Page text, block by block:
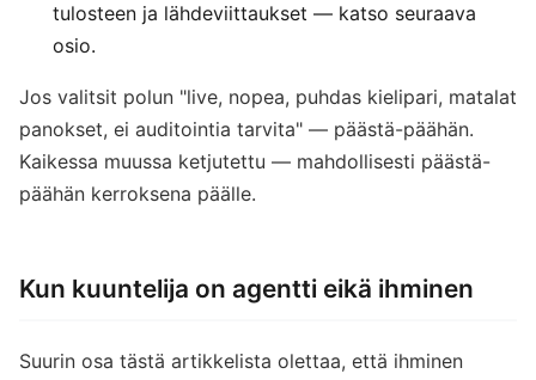
tulosteen ja lähdeviittaukset — katso seuraava
osio.
Jos valitsit polun "live, nopea, puhdas kielipari, matalat
panokset, ei auditointia tarvita" — päästä-päähän.
Kaikessa muussa ketjutettu — mahdollisesti päästä-
päähän kerroksena päälle.
Kun kuuntelija on agentti eikä ihminen
Suurin osa tästä artikkelista olettaa, että ihminen